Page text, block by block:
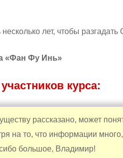
лет, чтобы
«Фан Фу Инь»
курса:
рассказано, может
на то, что информации много,
большое, Владимир!